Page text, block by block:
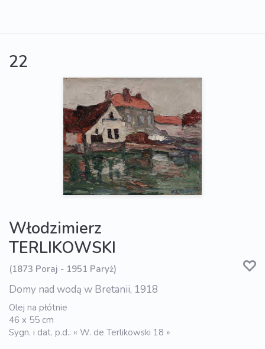
22
Włodzimierz
TERLIKOWSKI
(1873 Poraj - 1951 Paryż)
Domy nad wodą w Bretanii, 1918
Olej na płótnie
46 x 55 cm
Sygn. i dat. p.d.: « W. de Terlikowski 18 »